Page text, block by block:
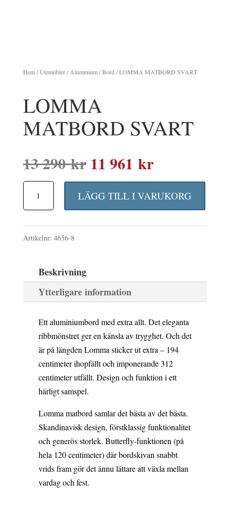
Hem/Utemöbler/Aluminium/Bord/ LOMMA MATBORD SVART
LOMMA
MATBORD SVART
13 290kr Det
ursprungliga
priset
var:
13
11 961 krDet
nuvarande
priset
är:
11
MATBORD
SVART
mängd
LÄGG TILL I VARUKORG
Artikelnr: 4656-8
Beskrivning
Ytterligare information
Ett aluminiumbord med extra allt. Det eleganta
ribbmönstret ger en känsla av trygghet. Och det
är på längden Lomma sticker ut extra – 194
centimeter ihopfällt och imponerande 312
centimeter utfällt. Design och funktion i ett
härligt samspel.
Lomma matbord samlar det bästa av det bästa.
Skandinavisk design, förstklassig funktionalitet
och generös storlek. Butterfly-funktionen (på
hela 120 centimeter) där bordskivan snabbt
vrids fram gör det ännu lättare att växla mellan
vardag och fest.